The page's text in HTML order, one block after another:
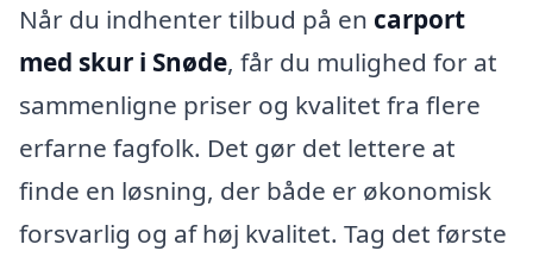
Når du indhenter tilbud på en carport
med skur i Snøde, får du mulighed for at
sammenligne priser og kvalitet fra flere
erfarne fagfolk. Det gør det lettere at
finde en løsning, der både er økonomisk
forsvarlig og af høj kvalitet. Tag det første